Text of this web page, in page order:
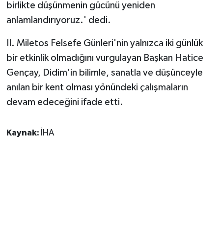
birlikte düşünmenin gücünü yeniden
anlamlandırıyoruz.' dedi.
II. Miletos Felsefe Günleri'nin yalnızca iki günlük
bir etkinlik olmadığını vurgulayan Başkan Hatice
Gençay, Didim'in bilimle, sanatla ve düşünceyle
anılan bir kent olması yönündeki çalışmaların
devam edeceğini ifade etti.
Kaynak: İHA